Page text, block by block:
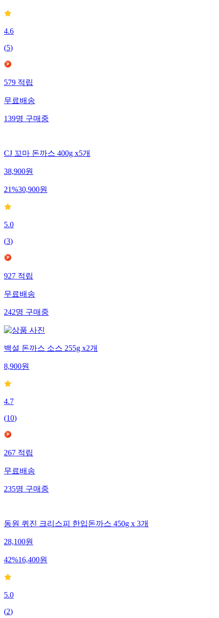
4.6
(5)
579 적립
무료배송
139명 구매중
CJ 꼬마 돈까스 400g x5개
38,900원
21%30,900원
5.0
(3)
927 적립
무료배송
242명 구매중
백설 돈까스 소스 255g x2개
8,900원
4.7
(10)
267 적립
무료배송
235명 구매중
동원 퀴진 크리스피 한입돈까스 450g x 3개
28,100원
42%16,400원
5.0
(2)